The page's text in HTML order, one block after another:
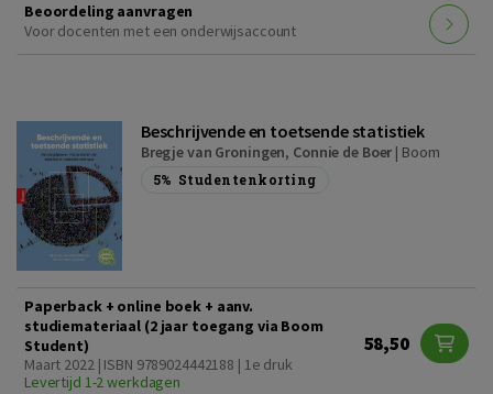
Beoordeling aanvragen
Voor docenten met een onderwijsaccount
Beschrijvende en toetsende statistiek
Bregje van Groningen, Connie de Boer | Boom
5% Studentenkorting
Paperback + online boek + aanv.
studiemateriaal (2 jaar toegang via Boom
Student)
Maart 2022 | ISBN 9789024442188 | 1e druk
Levertijd 1-2 werkdagen
58,50